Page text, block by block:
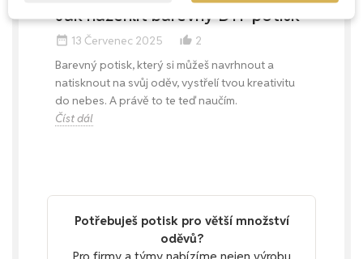
Jak nažehlit barevný DTF potisk
date_range 13 Červenec 2025 thumb_up_alt 2
Barevný potisk, který si můžeš navrhnout a
natisknout na svůj oděv, vystřelí tvou kreativitu
do nebes. A právě to te teď naučím.
Číst dál
Potřebuješ potisk pro větší množství
oděvů?